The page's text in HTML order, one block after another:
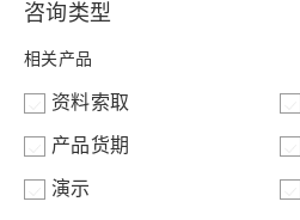
咨询类型
相关产品
资料索取
产品货期
演示